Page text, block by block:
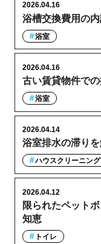
浴槽交換費用の
2026.04.16
浴室
古い賃貸物件で
2026.04.16
浴室
浴室排水の滞り
2026.04.14
ハウスクリーニング
限られたペット
知恵
2026.04.12
トイレ